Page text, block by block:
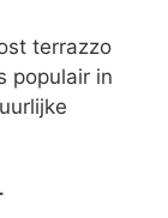
terrazzo
populair in